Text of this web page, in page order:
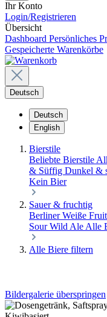
Ihr Konto
Login/Registrieren
Übersicht
Dashboard Persönliches
Gespeicherte Warenkörbe
Deutsch
Deutsch
English
Bierstile
Beliebte Bierstile
& Süffig Dunkel &
Kein Bier
Sauer & fruchtig
Berliner Weiße
SourWild Ale Alle
Alle Biere filtern
Bildergalerie überspringen